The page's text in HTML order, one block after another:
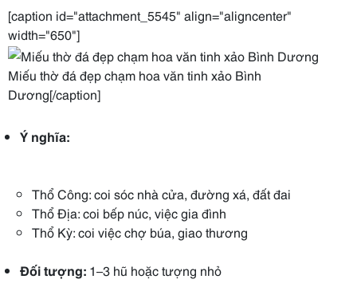
[caption id="attachment_5545" align="aligncenter"
width="650"]
Miếu thờ đá đẹp chạm hoa văn tinh xảo Bình
Dương[/caption]
Ý nghĩa:
Thổ Công: coi sóc nhà cửa, đường xá, đất đai
Thổ Địa: coi bếp núc, việc gia đình
Thổ Kỳ: coi việc chợ búa, giao thương
Đối tượng: 1–3 hũ hoặc tượng nhỏ